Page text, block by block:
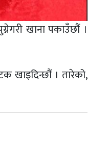
खाना पकाउँछौं ।
खाइदिन्छौं । तारेको,